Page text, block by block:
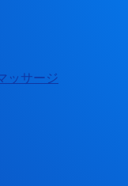
ッサージ